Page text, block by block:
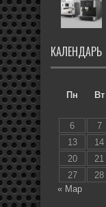
КАЛЕНДАРЬ
Пн
Вт
6
7
13
14
20
21
27
28
« Мар